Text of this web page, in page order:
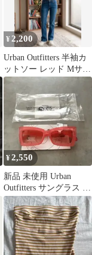
¥ 2,200
Urban Outfitters 半袖カ
ットソー レッド Mサイ
ズ
¥2,550
新品 未使用 Urban
Outfitters サングラス オ
レンジ ピンク